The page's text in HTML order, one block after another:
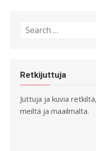
Search
Retkijuttuja
Juttuja ja kuvia retkiltä,
meiltä ja maailmalta.